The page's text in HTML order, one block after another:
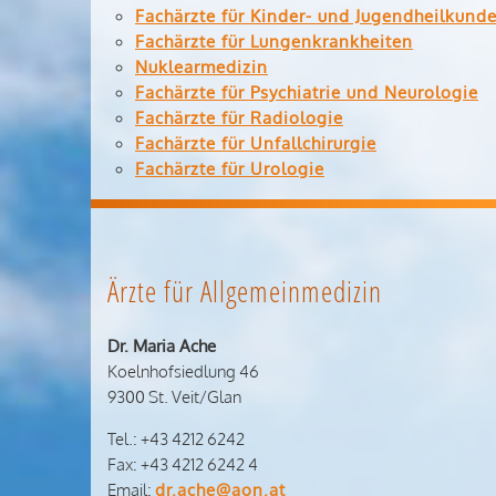
Fachärzte für Kinder- und Jugendheilkunde
Fachärzte für Lungenkrankheiten
Nuklearmedizin
Fachärzte für Psychiatrie und Neurologie
Fachärzte für Radiologie
Fachärzte für Unfallchirurgie
Fachärzte für Urologie
Ärzte für Allgemeinmedizin
Dr. Maria Ache
Koelnhofsiedlung 46
9300 St. Veit/Glan
Tel.: +43 4212 6242
Fax: +43 4212 6242 4
Email: dr.ache@aon.at